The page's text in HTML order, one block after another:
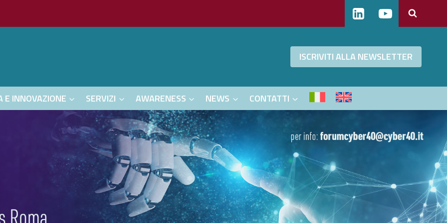
ISCRIVITI ALLA NEWSLETTER
E INNOVAZIONE SERVIZI AWARENESS NEWS CONTATTI